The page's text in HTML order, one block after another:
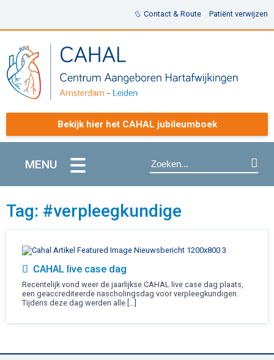
Contact & Route Patiënt verwijzen
Bekijk hier het CAHAL jubileumboek
MENU
Tag: #verpleegkundige
CAHAL live case dag
Recentelijk vond weer de jaarlijkse CAHAL live case dag plaats,
een geaccrediteerde nascholingsdag voor verpleegkundigen.
Tijdens deze dag werden alle […]